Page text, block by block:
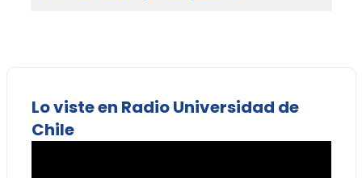
Lo viste en Radio Universidad de
Chile